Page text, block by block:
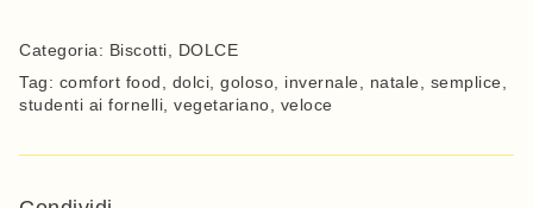
Categoria: Biscotti
DOLCE
Tag: comfort food dolci goloso invernale natale semplice
studenti ai fornelli vegetariano veloce